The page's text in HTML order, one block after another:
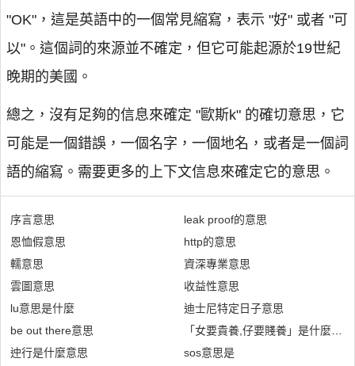
"OK"，這是英語中的一個常見縮寫，表示 "好" 或者 "可
以"。這個詞的來源並不確定，但它可能起源於19世紀
晚期的美國。
總之，沒有足夠的信息來確定 "歐斯k" 的確切意思，它
可能是一個錯誤，一個名字，一個地名，或者是一個詞
語的縮寫。需要更多的上下文信息來確定它的意思。
序言意思
恩恤假意思
轜意思
雲圖意思
lu意思是什麼
be out there意思
迚行是什麼意思
leak proof的意思
http的意思
資深專業意思
收益性意思
迪士尼特定日子意思
「女要貴養,仔要賤養」是什麼意思
sos意思是